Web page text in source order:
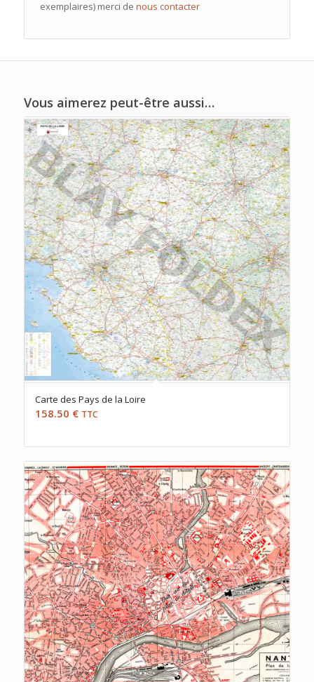
exemplaires) merci de nous contacter
Vous aimerez peut-être aussi…
Carte des Pays de la Loire
158.50 € TTC